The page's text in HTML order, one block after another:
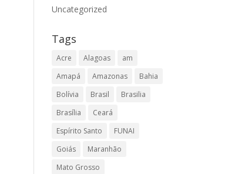
Uncategorized
Tags
Acre Alagoas
am
Amapá
Amazonas
Bahia
Bolívia
Brasil
Brasilia
Brasília
Ceará
Espírito Santo
FUNAI
Goiás
Maranhão
Mato Grosso